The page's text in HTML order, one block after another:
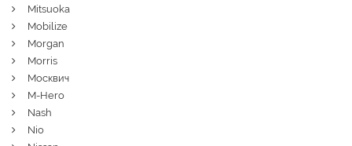
Mitsuoka
Mobilize
Morgan
Morris
Москвич
M-Hero
Nash
Nio